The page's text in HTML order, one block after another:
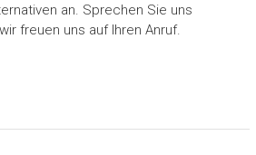
an. Sprechen Sie uns
freuen uns auf Ihren Anruf.